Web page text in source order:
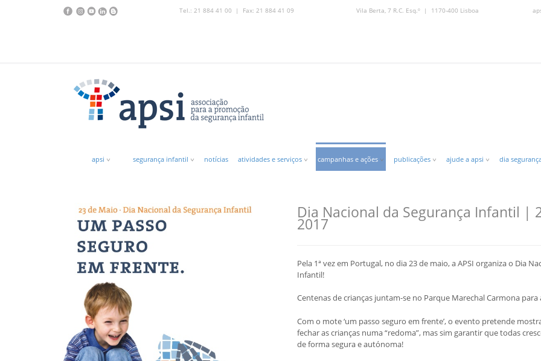
Tel.: 21 884 41 00 | Fax: 21 884 41 09 Vila Berta, 7 R.C. Esq.º | 1170-400 Lisboa
apsi segurança infantil notícias atividades e serviços campanhas e ações publicações ajude a apsi dia
Dia Nacional da Segurança Infantil |
2017
Pela 1ª vez em Portugal, no dia 23 de maio, a APSI organiza o Dia
Infantil!
Centenas de crianças juntam-se no Parque Marechal Carmona para
Com o mote ‘um passo seguro em frente’, o evento pretende
fechar as crianças numa “redoma”, mas sim garantir que todas
de forma segura e autónoma!